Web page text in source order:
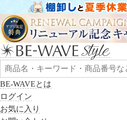
BE-WAVEとは
ログイン
お気に入り